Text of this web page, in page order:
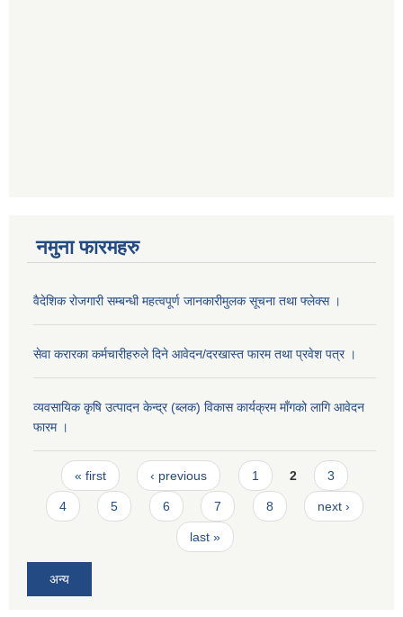
नमुना फारमहरु
वैदेशिक रोजगारी सम्बन्धी महत्वपूर्ण जानकारीमुलक सूचना तथा फ्लेक्स ।
सेवा करारका कर्मचारीहरुले दिने आवेदन/दरखास्त फारम तथा प्रवेश पत्र ।
व्यवसायिक कृषि उत्पादन केन्द्र (ब्लक) विकास कार्यक्रम माँगको लागि आवेदन
फारम ।
Pages
« first ‹ previous 1 2 3
4 5 6 7 8 next ›
last »
अन्य